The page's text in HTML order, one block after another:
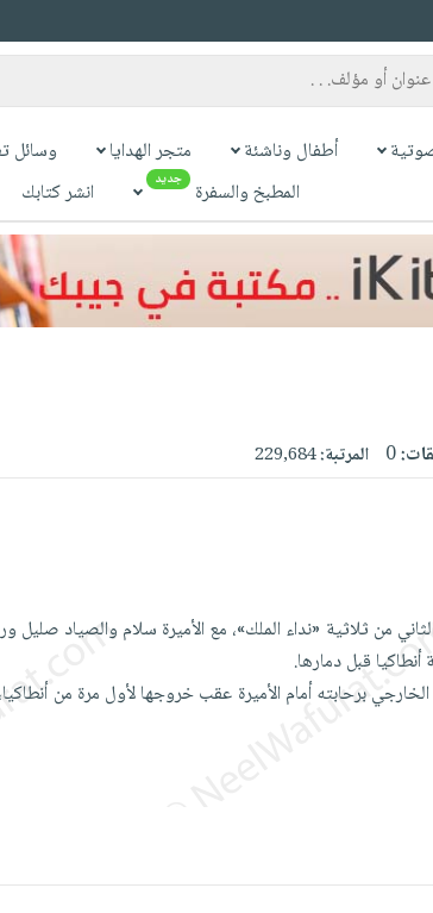
أطفال وناشئة متجر الهدايا وسائل
المطبخ والسفرة جديد انشر كتابك
0 المرتبة:229,684
من ثلاثية «نداء الملك»، مع الأميرة سلام والصياد
قبل دمارها.
برحابته أمام الأميرة عقب خروجها لأول مرة من